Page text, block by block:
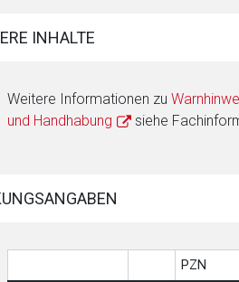
INHALTE
Weitere Informationen zu
und Handhabung
siehe
PZN